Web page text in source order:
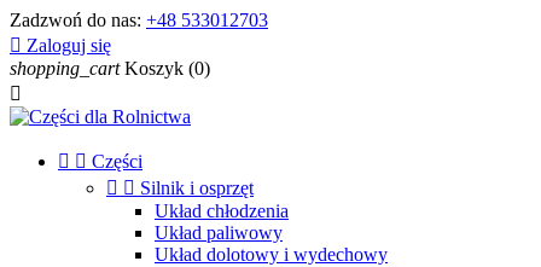
Zadzwoń do nas: +48 533012703
 Zaloguj się
shopping_cart Koszyk (0)

  Części
  Silnik i osprzęt
Układ chłodzenia
Układ paliwowy
Układ dolotowy i wydechowy